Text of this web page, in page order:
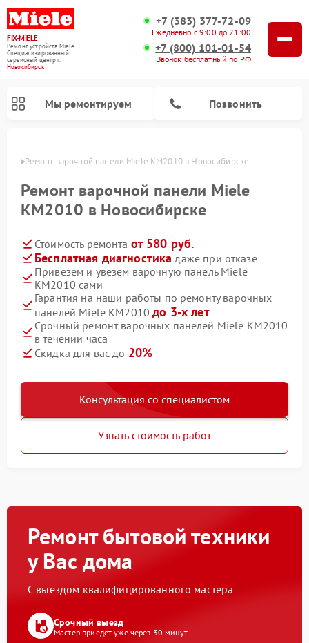
FIX-MIELE
Ремонт устройств Miele
Специализированный
cервисный центр г.
Новосибирск
+7 (383) 377-72-09
Ежедневно с 9:00 до 21:00
+7 (800) 101-01-54
Звонок бесплатный по РФ
Мы ремонтируем Позвонить
Ремонт варочной панели Miele KM2010 в Новосибирске
Ремонт варочной панели Miele
KM2010 в Новосибирске
Стоимость ремонта от 580 руб.
Бесплатная диагностика даже при отказе
Привезем и увезем варочную панель Miele
KM2010 сами
Гарантия на наши работы по ремонту варочных
панелей Miele KM2010до 3-х лет
Срочный ремонт варочных панелей Miele KM2010
в течении часа
Скидка для вас до 20%
Консультация со специалистом
Узнать стоимость работ
Ремонт бытовой техники
у Вас дома
С выездом квалифицированного мастера
Срочный выезд
Мастер приедет уже через 30 минут